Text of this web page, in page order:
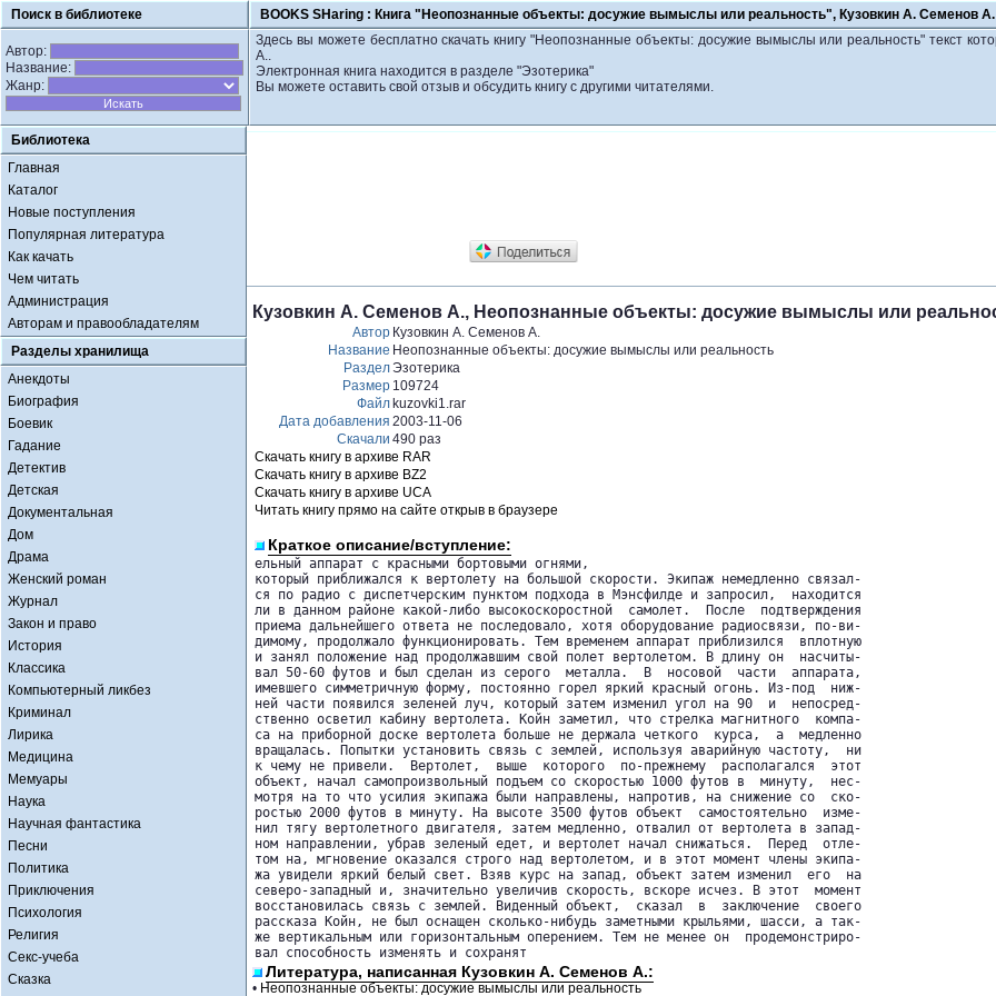
Поиск в библиотеке BOOKS SHaring : Книга "Неопознанные объекты: досужие вымыслы или реальность", Кузовкин А. Семенов А.
Автор:
Название:
Жанр:
Здесь вы можете бесплатно скачать книгу "Неопознанные объекты: досужие вымыслы или реальность" текст
А..
Электронная книга находится в разделе "Эзотерика"
Вы можете оставить свой отзыв и обсудить книгу с другими читателями.
Библиотека
Главная
Каталог
Новые поступления
Популярная литература
Как качать
Чем читать
Администрация
Авторам и правообладателям
Разделы хранилища
Анекдоты
Биография
Боевик
Гадание
Детектив
Детская
Документальная
Дом
Драма
Женский роман
Журнал
Закон и право
История
Классика
Компьютерный ликбез
Криминал
Лирика
Медицина
Мемуары
Наука
Научная фантастика
Песни
Политика
Приключения
Психология
Религия
Секс-учеба
Сказка
Кузовкин А. Семенов А., Неопознанные объекты: досужие вымыслы или
Автор Кузовкин А. Семенов А.
Название Неопознанные объекты: досужие вымыслы или реальность
РазделЭзотерика
Размер 109724
Файл kuzovki1.rar
Дата добавления 2003-11-06
Скачали 490 раз
Скачать книгу в архиве RAR
Скачать книгу в архиве BZ2
Скачать книгу в архиве UCA
Читать книгу прямо на сайте открыв в браузере
Краткое описание/вступление:
ельный аппарат с красными бортовыми огнями,
который приближался к вертолету на большой скорости. Экипаж немедленно связал-
ся по радио с диспетчерским пунктом подхода в Мэнсфилде и запросил,  находится
ли в данном районе какой-либо высокоскоростной  самолет.  После  подтверждения
приема дальнейшего ответа не последовало, хотя оборудование радиосвязи, по-ви-
димому, продолжало функционировать. Тем временем аппарат приблизился  вплотную
и занял положение над продолжавшим свой полет вертолетом. В длину он  насчиты-
вал 50-60 футов и был сделан из серого  металла.  В  носовой  части  аппарата,
имевшего симметричную форму, постоянно горел яркий красный огонь. Из-под  ниж-
ней части появился зеленей луч, который затем изменил угол на 90  и  непосред-
ственно осветил кабину вертолета. Койн заметил, что стрелка магнитного  компа-
са на приборной доске вертолета больше не держала четкого  курса,  а  медленно
вращалась. Попытки установить связь с землей, используя аварийную частоту,  ни
к чему не привели.  Вертолет,  выше  которого  по-прежнему  располагался  этот
объект, начал самопроизвольный подъем со скоростью 1000 футов в  минуту,  нес-
мотря на то что усилия экипажа были направлены, напротив, на снижение со  ско-
ростью 2000 футов в минуту. На высоте 3500 футов объект  самостоятельно  изме-
нил тягу вертолетного двигателя, затем медленно, отвалил от вертолета в запад-
ном направлении, убрав зеленый едет, и вертолет начал снижаться.  Перед  отле-
том на, мгновение оказался строго над вертолетом, и в этот момент члены экипа-
жа увидели яркий белый свет. Взяв курс на запад, объект затем изменил  его  на
северо-западный и, значительно увеличив скорость, вскоре исчез. В этот  момент
восстановилась связь с землей. Виденный объект,  сказал  в  заключение  своего
рассказа Койн, не был оснащен сколько-нибудь заметными крыльями, шасси, а так-
же вертикальным или горизонтальным оперением. Тем не менее он  продемонстриро-
вал способность изменять и сохранят
Литература, написанная Кузовкин А. Семенов А.:
• Неопознанные объекты: досужие вымыслы или реальность